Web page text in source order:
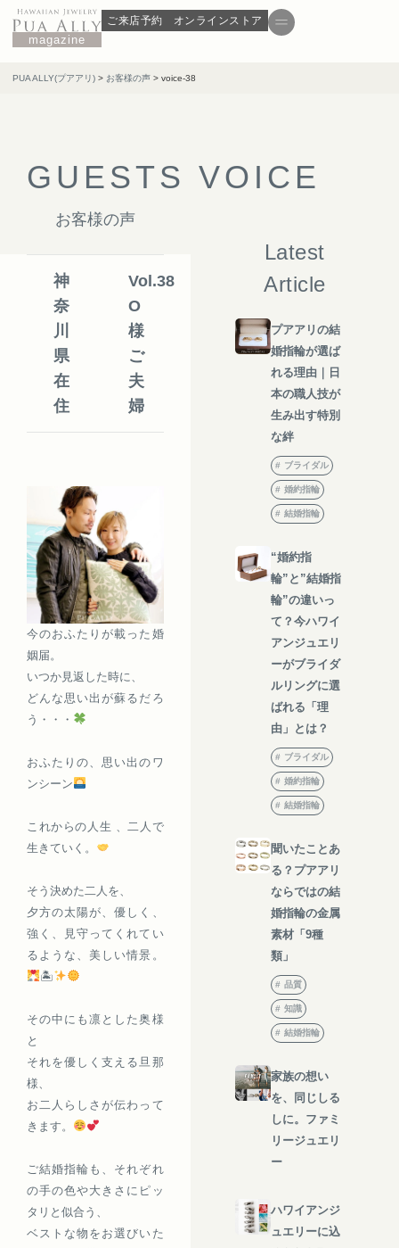
magazine
ご来店予約 オンラインストア
PUA ALLY(プアアリ) > お客様の声 > voice-38
G U E STS VO I C E
お客様の声
神
奈
川
県
在
住
Vol.38
O
様
ご
夫
婦
今のおふたりが載った婚
姻届。
いつか見返した時に、
どんな思い出が蘇るだろ
う・・・
おふたりの、思い出のワ
ンシーン
これからの人生 、二人で
生きていく。
そう決めた二人を、
夕方の太陽が、優しく、
強く、見守ってくれてい
るような、美しい情景。
🏝
その中にも凛とした奥様
と
それを優しく支える旦那
様、
お二人らしさが伝わって
きます。
ご結婚指輪も、それぞれ
の手の色や大きさにピッ
タリと似合う、
ベストな物をお選びいた
Latest
Article
プアアリの結
婚指輪が選ば
れる理由｜日
本の職人技が
生み出す特別
な絆
ブライダル
婚約指輪
結婚指輪
“婚約指
輪”と”結婚指
輪”の違いっ
て？今ハワイ
アンジュエリ
ーがブライダ
ルリングに選
ばれる「理
由」とは？
ブライダル
婚約指輪
結婚指輪
聞いたことあ
る？プアアリ
ならではの結
婚指輪の金属
素材「9種
類」
品質
知識
結婚指輪
家族の想い
を、同じしる
しに。ファミ
リージュエリ
ー
ハワイアンジ
ュエリーに込